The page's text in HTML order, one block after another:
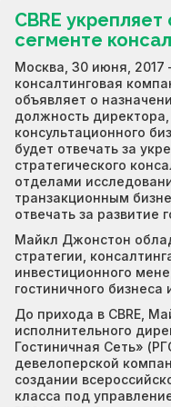
CBRE
сегменте
Москва, 30 июня, 2017
консалтинговая
объявляет о
должность
консультационного
будет отвечать за
стратегического
отделами
транзакционным
отвечать за развитие
Майкл Джонстон
стратегии,
инвестиционного
гостиничного бизнеса
До прихода в CBRE,
исполнительного
Гостиничная Сеть»
девелоперской
создании
класса под